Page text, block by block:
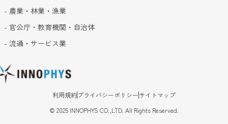
- 農業・林業・漁業
- 官公庁・教育機関・自治体
- 流通・サービス業
利用規約 プライバシーポリシーサイトマップ
© 2025 INNOPHYS CO.,LTD. All Rights Reserved.